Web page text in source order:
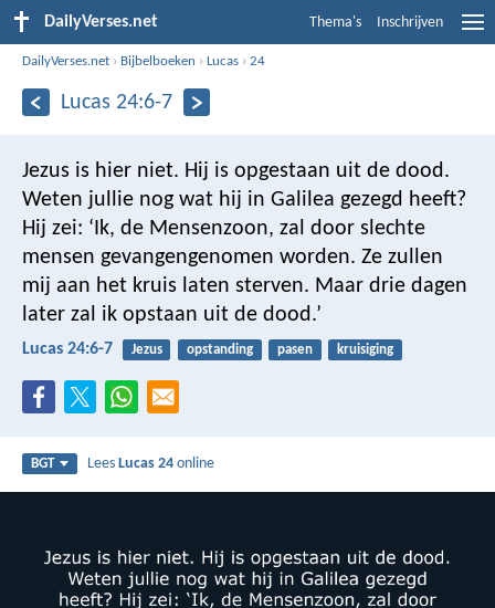
DailyVerses.net Thema's Inschrijven
DailyVerses.net › Bijbelboeken ›Lucas ›24
Lucas 24:6-7
Jezus is hier niet. Hij is opgestaan uit de dood.
Weten jullie nog wat hij in Galilea gezegd heeft?
Hij zei: ‘Ik, de Mensenzoon, zal door slechte
mensen gevangengenomen worden. Ze zullen
mij aan het kruis laten sterven. Maar drie dagen
later zal ik opstaan uit de dood.’
Lucas 24:6-7 Jezus opstanding pasen kruisiging
BGT LeesLucas 24 online